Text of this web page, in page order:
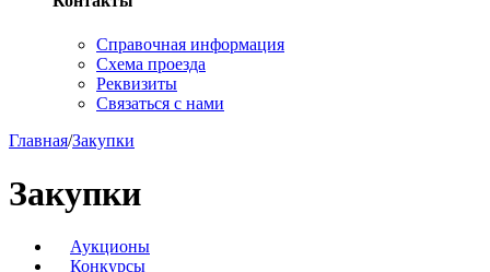
Справочная информация
Схема проезда
Реквизиты
Связаться с нами
Главная/Закупки
Закупки
Аукционы
Конкурсы